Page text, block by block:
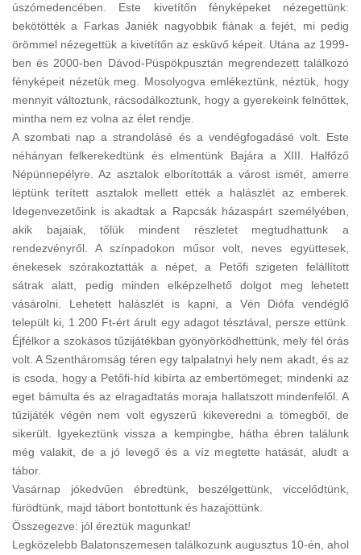
úszómedencében. Este kivetítőn fényképeket nézegettünk:
bekötötték a Farkas Janiék nagyobbik fiának a fejét, mi pedig
örömmel nézegettük a kivetítőn az esküvő képeit. Utána az 1999-
ben és 2000-ben Dávod-Püspökpusztán megrendezett találkozó
fényképeit nézetük meg. Mosolyogva emlékeztünk, néztük, hogy
mennyit változtunk, rácsodálkoztunk, hogy a gyerekeink felnőttek,
mintha nem ez volna az élet rendje.
A szombati nap a strandolásé és a vendégfogadásé volt. Este
néhányan felkerekedtünk és elmentünk Bajára a XIII. Halfőző
Népünnepélyre. Az asztalok elborították a várost ismét, amerre
léptünk terített asztalok mellett ették a halászlét az emberek.
Idegenvezetőink is akadtak a Rapcsák házaspárt személyében,
akik bajaiak, tőlük mindent részletet megtudhattunk a
rendezvényről. A színpadokon műsor volt, neves együttesek,
énekesek szórakoztatták a népet, a Petőfi szigeten felállított
sátrak alatt, pedig minden elképzelhető dolgot meg lehetett
vásárolni. Lehetett halászlét is kapni, a Vén Diófa vendéglő
települt ki, 1.200 Ft-ért árult egy adagot tésztával, persze ettünk.
Éjfélkor a szokásos tűzijátékban gyönyörködhettünk, mely fél órás
volt. A Szentháromság téren egy talpalatnyi hely nem akadt, és az
is csoda, hogy a Petőfi-híd kibírta az embertömeget; mindenki az
eget bámulta és az elragadtatás moraja hallatszott mindenfelől. A
tűzijáték végén nem volt egyszerű kikeveredni a tömegből, de
sikerült. Igyekeztünk vissza a kempingbe, hátha ébren találunk
még valakit, de a jó levegő és a víz megtette hatását, aludt a
tábor.
Vasárnap jókedvűen ébredtünk, beszélgettünk, viccelődtünk,
fürödtünk, majd tábort bontottunk és hazajöttünk.
Összegezve: jól éreztük magunkat!
Legközelebb Balatonszemesen találkozunk augusztus 10-én, ahol